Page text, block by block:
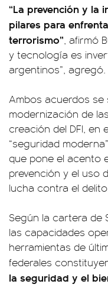
“La prevención y la
pilares para
terrorismo”, afirmó
y tecnología es
argentinos”, agregó.
Ambos acuerdos
modernización de
creación del DFI, en
“seguridad
que pone el acento
prevención y el uso
lucha contra el
Según la cartera de
las capacidades
herramientas de
federales
la seguridad y el